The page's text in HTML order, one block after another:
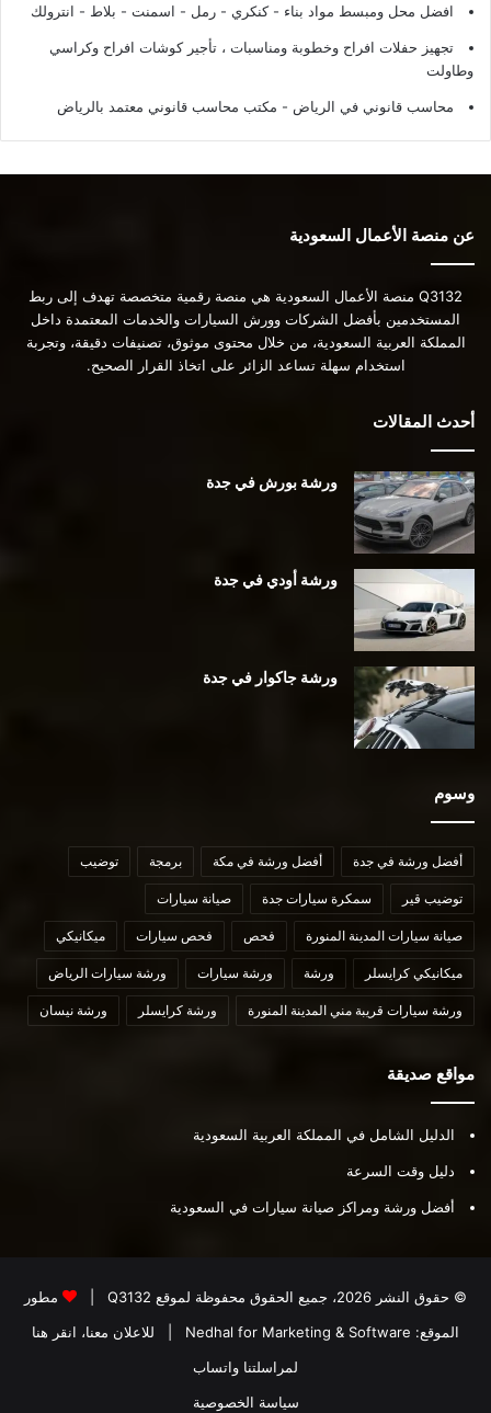
افضل محل ومبسط مواد بناء - كنكري - رمل - اسمنت - بلاط - انترولك
تجهيز حفلات افراح وخطوبة ومناسبات ، تأجير كوشات افراح وكراسي
وطاولت
محاسب قانوني في الرياض - مكتب محاسب قانوني معتمد بالرياض
عن منصة الأعمال السعودية
Q3132 منصة الأعمال السعودية هي منصة رقمية متخصصة تهدف إلى ربط
المستخدمين بأفضل الشركات وورش السيارات والخدمات المعتمدة داخل
المملكة العربية السعودية، من خلال محتوى موثوق، تصنيفات دقيقة، وتجربة
استخدام سهلة تساعد الزائر على اتخاذ القرار الصحيح.
أحدث المقالات
ورشة بورش في جدة
ورشة أودي في جدة
ورشة جاكوار في جدة
وسوم
أفضل ورشة في جدة أفضل ورشة في مكة برمجة توضيب
توضيب قير سمكرة سيارات جدة صيانة سيارات
صيانة سيارات المدينة المنورة فحص فحص سيارات ميكانيكي
ميكانيكي كرايسلر ورشة ورشة سيارات ورشة سيارات الرياض
ورشة سيارات قريبة مني المدينة المنورة ورشة كرايسلر ورشة نيسان
مواقع صديقة
الدليل الشامل في المملكة العربية السعودية
دليل وقت السرعة
أفضل ورشة ومراكز صيانة سيارات في السعودية
© حقوق النشر 2026، جميع الحقوق محفوظة لموقع Q3132
مطور
الموقع: Nedhal for Marketing & Software
للاعلان معنا، انقر هنا
لمراسلتنا واتساب
سياسة الخصوصية